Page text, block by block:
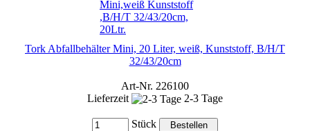
Tork Abfallbehälter Mini, 20 Liter, weiß, Kunststoff, B/H/T
32/43/20cm
Art-Nr. 226100
Lieferzeit
2-3 Tage
Stück